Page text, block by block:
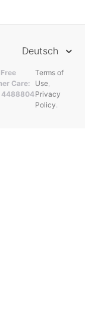
Deutsch
Care:
4488804
Terms of
Use,
Privacy
Policy.